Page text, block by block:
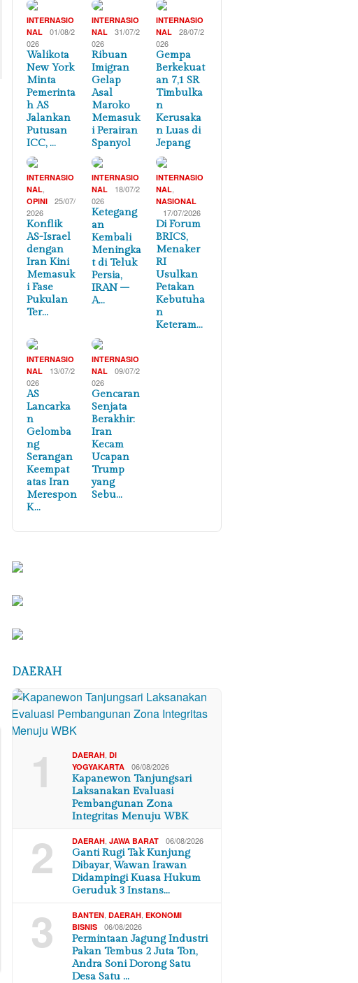
INTERNASIO
NAL
01/08/2
026
Walikota
New York
Minta
Pemerinta
h AS
Jalankan
Putusan
ICC, …
INTERNASIO
NAL
31/07/2
026
Ribuan
Imigran
Gelap
Asal
Maroko
Memasuk
i Perairan
Spanyol
INTERNASIO
NAL
28/07/2
026
Gempa
Berkekuat
an 7,1 SR
Timbulka
n
Kerusaka
n Luas di
Jepang
INTERNASIO
NAL
OPINI
25/07/
2026
Konflik
AS-Israel
dengan
Iran Kini
Memasuk
i Fase
Pukulan
Ter…
INTERNASIO
NAL
18/07/2
026
Ketegang
an
Kembali
Meningka
t di Teluk
Persia,
IRAN –
A…
INTERNASIO
NAL
NASIONAL
17/07/2026
Di Forum
BRICS,
Menaker
RI
Usulkan
Petakan
Kebutuha
n
Keteram…
INTERNASIO
NAL
13/07/2
026
AS
Lancarka
n
Gelomba
ng
Serangan
Keempat
atas Iran
Merespon
K…
INTERNASIO
NAL
09/07/2
026
Gencaran
Senjata
Berakhir:
Iran
Kecam
Ucapan
Trump
yang
Sebu…
DAERAH
1 DAERAH ,DI
YOGYAKARTA
06/08/2026
Kapanewon Tanjungsari
Laksanakan Evaluasi
Pembangunan Zona
Integritas Menuju WBK
2 DAERAH ,JAWA BARAT 06/08/2026
Ganti Rugi Tak Kunjung
Dibayar, Wawan Irawan
Didampingi Kuasa Hukum
Geruduk 3 Instans…
3 BANTEN ,DAERAH ,EKONOMI
BISNIS
06/08/2026
Permintaan Jagung Industri
Pakan Tembus 2 Juta Ton,
Andra Soni Dorong Satu
Desa Satu …